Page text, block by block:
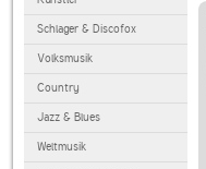
Schlager & Discofox
Volksmusik
Country
Jazz & Blues
Weltmusik